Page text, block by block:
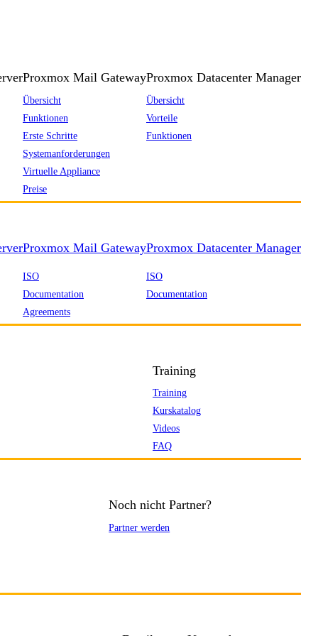
Proxmox Mail Gateway
Übersicht
Funktionen
Erste Schritte
Systemanforderungen
Virtuelle Appliance
Preise
Proxmox Datacenter Manager
Übersicht
Vorteile
Funktionen
Proxmox Mail Gateway
ISO
Documentation
Agreements
Proxmox Datacenter Manager
ISO
Documentation
Training
Training
Kurskatalog
Videos
FAQ
Noch nicht Partner?
Partner werden